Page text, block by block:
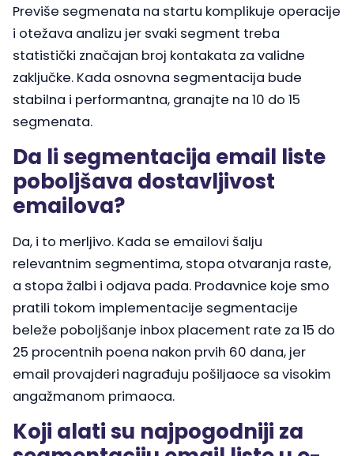
Previše segmenata na startu komplikuje operacije
i otežava analizu jer svaki segment treba
statistički značajan broj kontakata za validne
zaključke. Kada osnovna segmentacija bude
stabilna i performantna, granajte na 10 do 15
segmenata.
Da li segmentacija email liste
poboljšava dostavljivost
emailova?
Da, i to merljivo. Kada se emailovi šalju
relevantnim segmentima, stopa otvaranja raste,
a stopa žalbi i odjava pada. Prodavnice koje smo
pratili tokom implementacije segmentacije
beleže poboljšanje inbox placement rate za 15 do
25 procentnih poena nakon prvih 60 dana, jer
email provajderi nagrađuju pošiljaoce sa visokim
angažmanom primaoca.
Koji alati su najpogodniji za